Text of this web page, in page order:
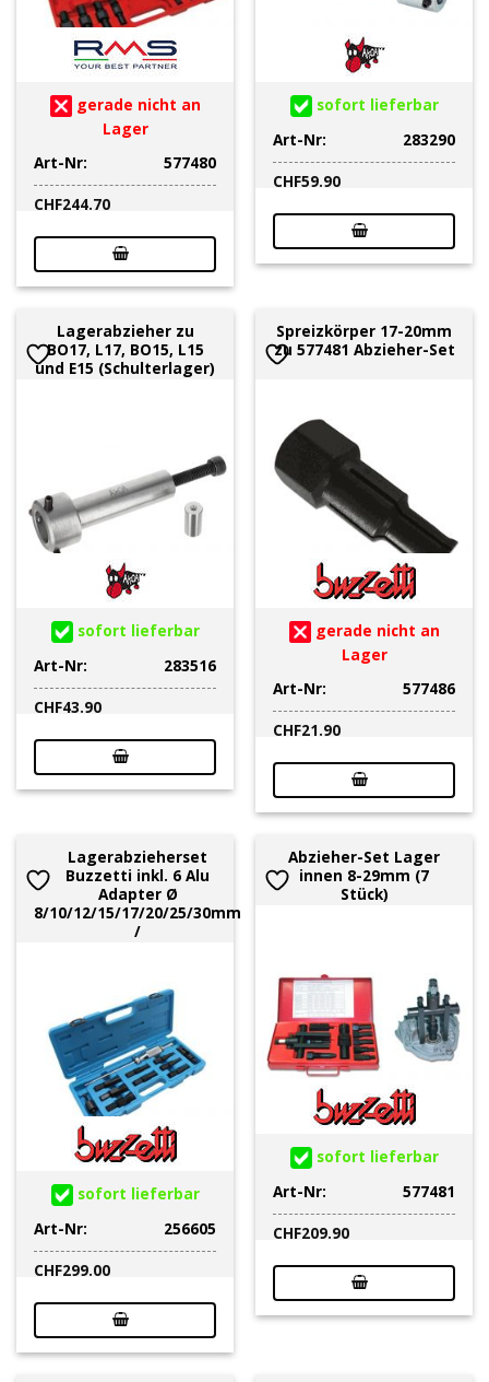
gerade nicht an
Lager
Art-Nr:
577480
CHF244.70
sofort lieferbar
Art-Nr:
283290
CHF59.90
Lagerabzieher zu
BO17, L17, BO15, L15
und E15 (Schulterlager)
sofort lieferbar
Art-Nr:
283516
CHF43.90
Spreizkörper 17-20mm
zu 577481 Abzieher-Set
gerade nicht an
Lager
Art-Nr:
577486
CHF21.90
Lagerabzieherset
Buzzetti inkl. 6 Alu
Adapter Ø
8/10/12/15/17/20/25/30mm
/
sofort lieferbar
Art-Nr:
256605
CHF299.00
Abzieher-Set Lager
innen 8-29mm (7
Stück)
sofort lieferbar
Art-Nr:
577481
CHF209.90